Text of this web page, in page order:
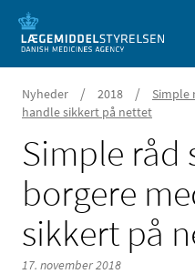
Nyheder / 2018 /
Simple
handle sikkert på nettet
Simple
borgere
sikkert på
17. november 2018